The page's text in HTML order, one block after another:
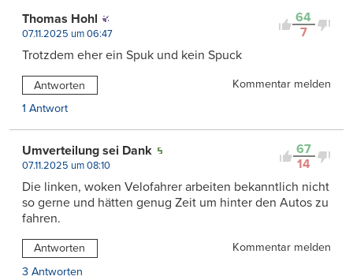
64
7
Thomas Hohl
07.11.2025 um 06:47
Trotzdem eher ein Spuk und kein Spuck
Antworten
Kommentar melden
1 Antwort
67
14
Umverteilung sei Dank
07.11.2025 um 08:10
Die linken, woken Velofahrer arbeiten bekanntlich nicht
so gerne und hätten genug Zeit um hinter den Autos zu
fahren.
Antworten
Kommentar melden
3 Antworten